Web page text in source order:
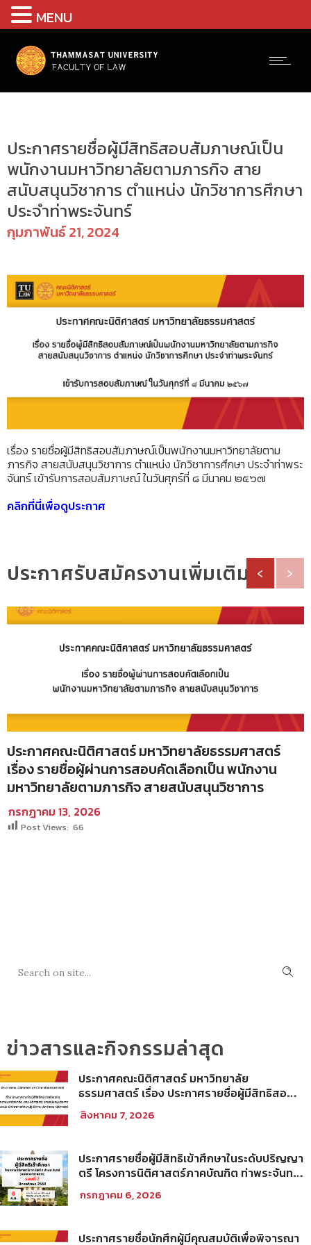
ประกาศรายชื่อผู้มีสิทธิสอบสัมภาษณ์เป็น
พนักงานมหาวิทยาลัยตามภารกิจ สาย
สนับสนุนวิชาการ ตำแหน่ง นักวิชาการศึกษา
ประจำท่าพระจันทร์
กุมภาพันธ์ 21, 2024
เรื่อง รายชื่อผู้มีสิทธิสอบสัมภาษณ์เป็นพนักงานมหาวิทยาลัยตาม
ภารกิจ สายสนับสนุนวิชาการ ตำแหน่ง นักวิชาการศึกษา ประจำท่าพระ
จันทร์ เข้ารับการสอบสัมภาษณ์ ในวันศุกร์ที่ ๘ มีนาคม ๒๕๖๗
คลิกที่นี่เพื่อดูประกาศ
ประกาศรับสมัครงานเพิ่มเติม
ประกาศคณะนิติศาสตร์ มหาวิทยาลัยธรรมศาสตร์
เรื่อง รายชื่อผู้ผ่านการสอบคัดเลือกเป็น พนักงาน
มหาวิทยาลัยตามภารกิจ สายสนับสนุนวิชาการ
กรกฎาคม 13, 2026
‹ ›
Post Views: 66
ข่าวสารและกิจกรรมล่าสุด
ประกาศคณะนิติศาสตร์ มหาวิทยาลัย
ธรรมศาสตร์ เรื่อง ประกาศรายชื่อผู้มีสิทธิสอบ
ข้อเขียนเป็น พนักงานมหาวิทยาลัย (คณะ
นิติศาสตร์) สายสนับสนุนวิชาการ ตำแหน่ง นัก
สิงหาคม 7, 2026
ประกาศรายชื่อผู้มีสิทธิเข้าศึกษาในระดับปริญญา
ตรี โครงการนิติศาสตร์ภาคบัณฑิต ท่าพระจันทร์
ศึกษา 2569 รอบที่ 2
กรกฎาคม 6, 2026
ประกาศรายชื่อนักศึกผู้มีคุณสมบัติเพื่อพิจารณา
MENU